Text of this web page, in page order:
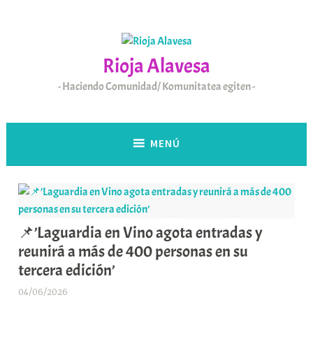
Rioja Alavesa
Haciendo Comunidad/ Komunitatea egiten
MENÚ
📌’Laguardia en Vino agota entradas y
reunirá a más de 400 personas en su
tercera edición’
04/06/2026